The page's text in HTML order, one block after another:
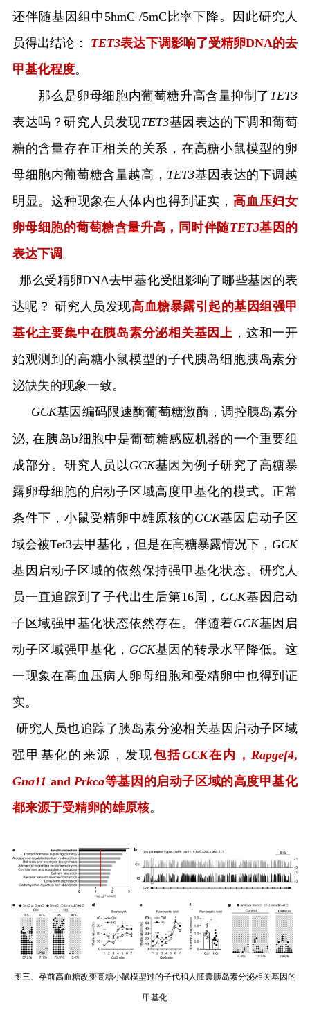
还伴随基因组中 5hmC /5mC 比率下降。因此研究人
员得出结论： TET3表达下调影响了受精卵DNA的去
甲基化程度。
那么是卵母细胞内葡萄糖升高含量抑制了 TET3
表达吗？研究人员发现TET3基因表达的下调和葡萄
糖的含量存在正相关的关系，在高糖小鼠模型的卵
母细胞内葡萄糖含量越高， TET3基因表达的下调越
明显。这种现象在人体内也得到证实，高血压妇女
卵母细胞的葡萄糖含量升高，同时伴随TET3基因的
表达下调 。
那么受精卵DNA去甲基化受阻影响了哪些基因的表
达呢？ 研究人员发现高血糖暴露引起的基因组强甲
基化主要集中在胰岛素分泌相关基因上 ，这和一开
始观测到的高糖小鼠模型的子代胰岛细胞胰岛素分
泌缺失的现象一致。
GCK基因编码限速酶葡萄糖激酶，调控胰岛素分
泌,在胰岛b细胞中是葡萄糖感应机器的一个重要组
成部分。研究人员以 GCK基因为例子研究了高糖暴
露卵母细胞的启动子区域高度甲基化的模式。正常
条件下，小鼠受精卵中雄原核的GCK基因启动子区
域会被Tet3去甲基化，但是在高糖暴露情况下， GCK
基因启动子区域的依然保持强甲基化状态。研究人
员一直追踪到了子代出生后第16周， GCK基因启动
子区域强甲基化状态依然存在。伴随着GCK基因启
动子区域强甲基化， GCK基因的转录水平降低。这
一现象在高血压病人卵母细胞和受精卵中也得到证
实。
研究人员也追踪了胰岛素分泌相关基因启动子区域
强甲基化的来源，发现包括GCK在内， Rapgef4,
Gna11 and Prkca等基因的启动子区域的高度甲基化
都来源于受精卵的雄原核。
图三、孕前高血糖改变高糖小鼠模型过的子代和人胚囊胰岛素分泌相关基因的
甲基化